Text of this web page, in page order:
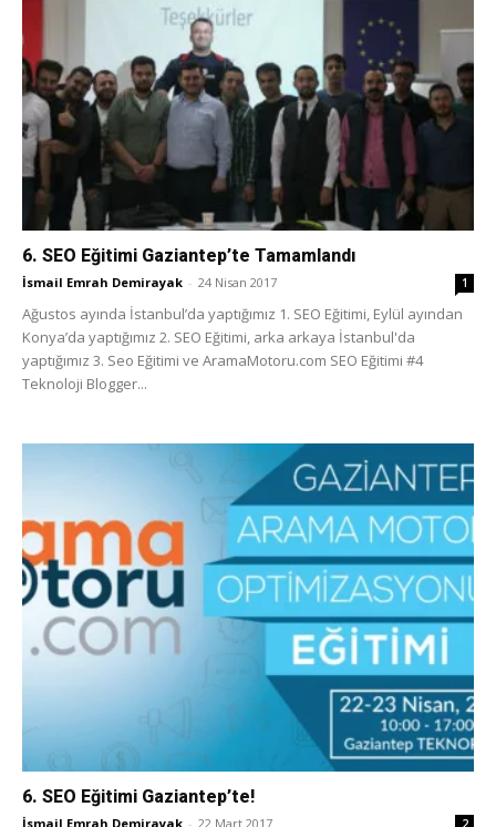
6. SEO Eğitimi Gaziantep’te Tamamlandı
İsmail Emrah Demirayak - 24 Nisan 2017 1
Ağustos ayında İstanbul’da yaptığımız 1. SEO Eğitimi, Eylül ayından
Konya’da yaptığımız 2. SEO Eğitimi, arka arkaya İstanbul'da
yaptığımız 3. Seo Eğitimi ve AramaMotoru.com SEO Eğitimi #4
Teknoloji Blogger...
6. SEO Eğitimi Gaziantep’te!
İsmail Emrah Demirayak - 22 Mart 2017 2